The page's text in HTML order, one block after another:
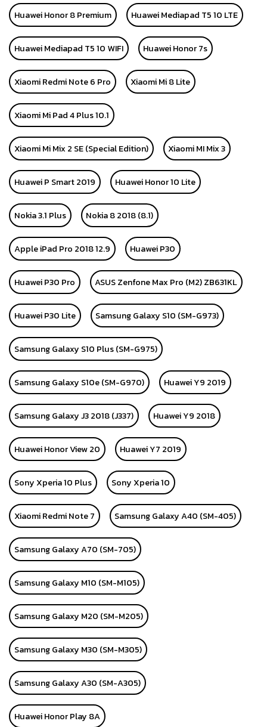
Huawei Honor 8 Premium Huawei Mediapad T5 10 LTE
Huawei Mediapad T5 10 WIFI Huawei Honor 7s
Xiaomi Redmi Note 6 Pro Xiaomi Mi 8 Lite
Xiaomi Mi Pad 4 Plus 10.1
Xiaomi Mi Mix 2 SE (Special Edition) Xiaomi MI Mix 3
Huawei P Smart 2019 Huawei Honor 10 Lite
Nokia 3.1 Plus Nokia 8 2018 (8.1)
Apple iPad Pro 2018 12.9 Huawei P30
Huawei P30 Pro ASUS Zenfone Max Pro (M2) ZB631KL
Huawei P30 Lite Samsung Galaxy S10 (SM-G973)
Samsung Galaxy S10 Plus (SM-G975)
Samsung Galaxy S10e (SM-G970) Huawei Y9 2019
Samsung Galaxy J3 2018 (J337) Huawei Y9 2018
Huawei Honor View 20 Huawei Y7 2019
Sony Xperia 10 Plus Sony Xperia 10
Xiaomi Redmi Note 7 Samsung Galaxy A40 (SM-405)
Samsung Galaxy A70 (SM-705)
Samsung Galaxy M10 (SM-M105)
Samsung Galaxy M20 (SM-M205)
Samsung Galaxy M30 (SM-M305)
Samsung Galaxy A30 (SM-A305)
Huawei Honor Play 8A